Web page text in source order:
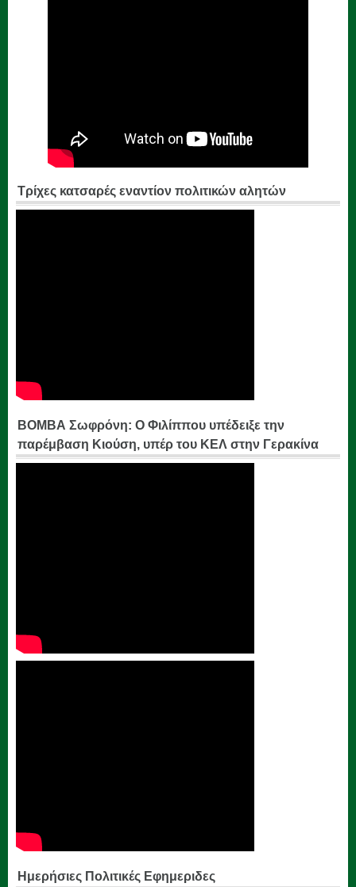
Τρίχες κατσαρές εναντίον πολιτικών αλητών
ΒΟΜΒΑ Σωφρόνη: Ο Φιλίππου υπέδειξε την
παρέμβαση Κιούση, υπέρ του ΚΕΛ στην Γερακίνα
Ημερήσιες Πολιτικές Εφημεριδες